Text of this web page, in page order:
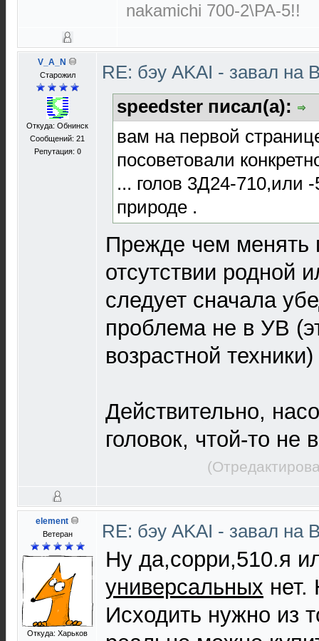
nakamichi 700-2\PA-5!!
V_A_N
Старожил
Откуда: Обнинск
Сообщений: 21
Репутация: 0
RE: бэу AKAI - завал на
speedster писал(а):
вам на первой
посоветовали
... голов 3Д24-710,или
природе .
Прежде чем менять
отсутствии родной
следует сначала
проблема не в УВ
возрастной
Действительно,
головок, чтой-то не
element
Ветеран
Откуда: Харьков
RE: бэу AKAI - завал на
Ну да,сорри,510.я
универсальных нет.
Исходить нужно из